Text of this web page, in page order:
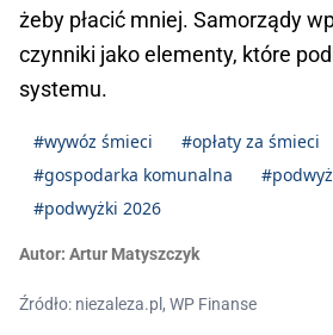
żeby płacić mniej. Samorządy
czynniki jako elementy, które
systemu.
#wywóz śmieci
#opłaty za śmieci
#gospodarka komunalna
#podwyżki 2026
Autor: Artur Matyszczyk
Źródło: niezaleza.pl, WP Finanse